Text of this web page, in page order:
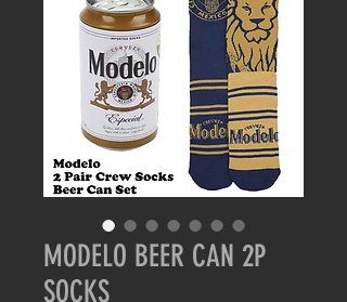
MODELO BEER CAN 2P
SOCKS